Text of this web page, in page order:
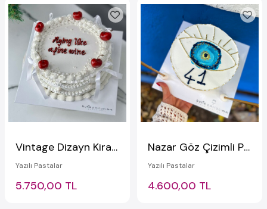
Vintage Dizayn Kirazlı Kurdeleli Beyaz Pasta
Yazılı Pastalar
5.750,00 TL
Nazar Göz Çizimli Pasta
Yazılı Pastalar
4.600,00 TL